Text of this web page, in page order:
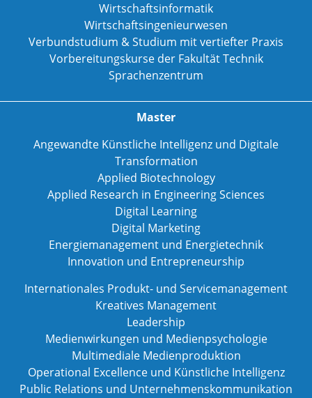
Wirtschaftsinformatik
Wirtschaftsingenieurwesen
Verbundstudium & Studium mit vertiefter Praxis
Vorbereitungskurse der Fakultät Technik
Sprachenzentrum
Master
Angewandte Künstliche Intelligenz und Digitale
Transformation
Applied Biotechnology
Applied Research in Engineering Sciences
Digital Learning
Digital Marketing
Energiemanagement und Energietechnik
Innovation und Entrepreneurship
Internationales Produkt- und Servicemanagement
Kreatives Management
Leadership
Medienwirkungen und Medienpsychologie
Multimediale Medienproduktion
Operational Excellence und Künstliche Intelligenz
Public Relations und Unternehmenskommunikation